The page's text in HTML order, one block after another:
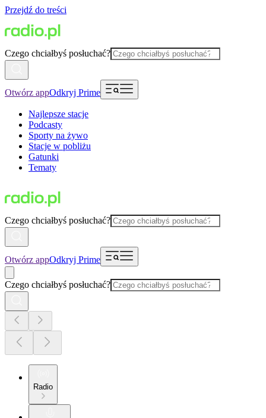
Przejdź do treści
Czego chciałbyś posłuchać?
Otwórz appOdkryj Prime
Najlepsze stacje
Podcasty
Sporty na żywo
Stacje w pobliżu
Gatunki
Tematy
Czego chciałbyś posłuchać?
Otwórz appOdkryj Prime
Czego chciałbyś posłuchać?
Radio